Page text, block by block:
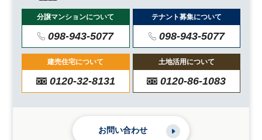
分譲マンションについて
098-943-5077
テナント募集について
098-943-5077
建売住宅について
0120-32-8131
土地活用について
0120-86-1083
お問い合わせ